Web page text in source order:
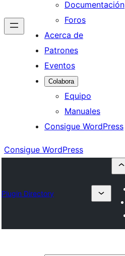
Documentación
Foros
Acerca de
Patrones
Eventos
Colabora
Equipo
Manuales
Consigue WordPress
Consigue WordPress
Plugin Directory